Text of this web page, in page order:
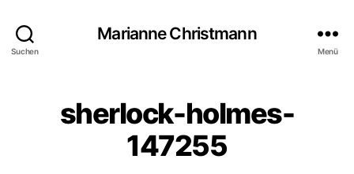
Suchen
Marianne Christmann
Menü
sherlock-holmes-
147255